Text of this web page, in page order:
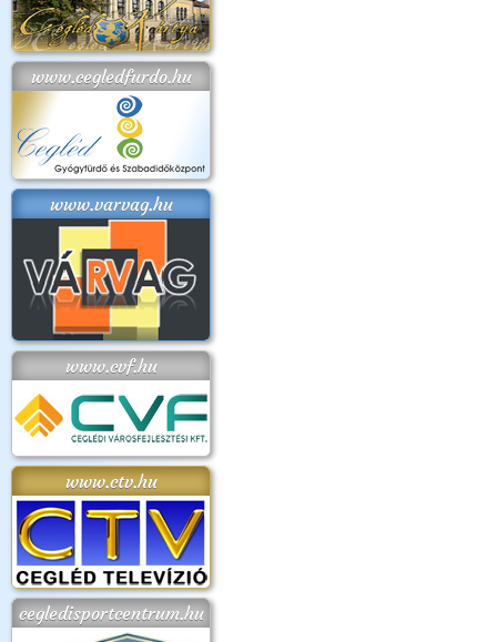
www.cegledfurdo.hu
www.varvag.hu
www.cvf.hu
www.ctv.hu
cegledisportcentrum.hu